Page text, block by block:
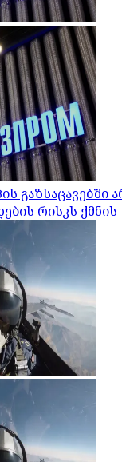
გაზსაცავებში
რისკს ქმნის